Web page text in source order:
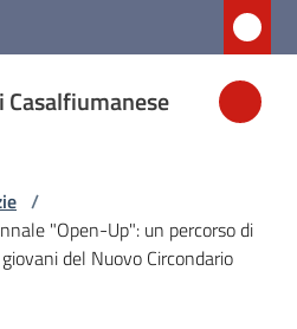
Casalfiumanese
/
"Open-Up": un percorso di
del Nuovo Circondario